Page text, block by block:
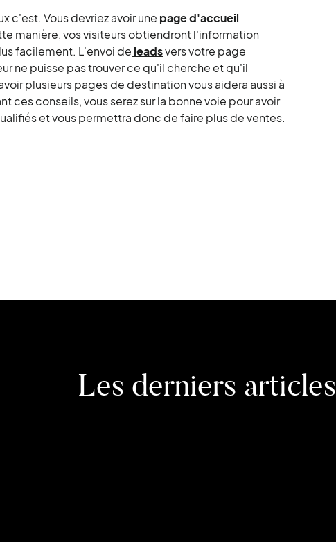
c'est. Vous devriez avoir une page d'accueil
manière, vos visiteurs obtiendront l'information
facilement. L'envoi de leadsvers votre page
ne puisse pas trouver ce qu'il cherche et qu'il
plusieurs pages de destination vous aidera aussi à
ces conseils, vous serez sur la bonne voie pour avoir
et vous permettra donc de faire plus de ventes.
Les derniers articles